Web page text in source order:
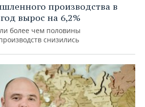
производства в
вырос на 6,2%
более чем половины
снизились